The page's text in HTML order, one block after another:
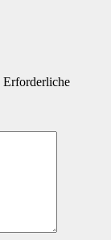
Erforderliche